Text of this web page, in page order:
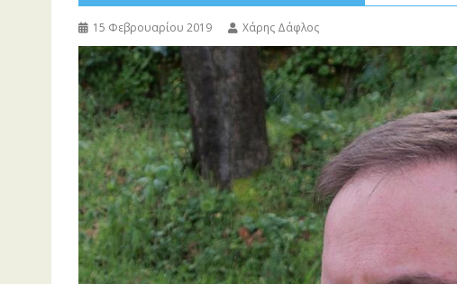
15 Φεβρουαρίου 2019 Χάρης Δάφλος